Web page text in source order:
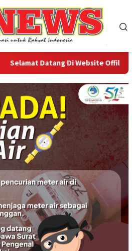
Selamat Datang Di Website Offilical